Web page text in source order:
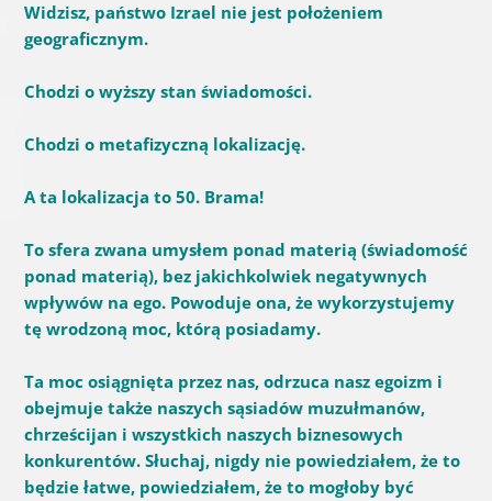
Widzisz, państwo Izrael nie jest położeniem
geograficznym.
Chodzi o wyższy stan świadomości.
Chodzi o metafizyczną lokalizację.
A ta lokalizacja to 50. Brama!
To sfera zwana umysłem ponad materią (świadomość
ponad materią), bez jakichkolwiek negatywnych
wpływów na ego. Powoduje ona, że wykorzystujemy
tę wrodzoną moc, którą posiadamy.
Ta moc osiągnięta przez nas, odrzuca nasz egoizm i
obejmuje także naszych sąsiadów muzułmanów,
chrześcijan i wszystkich naszych biznesowych
konkurentów. Słuchaj, nigdy nie powiedziałem, że to
będzie łatwe, powiedziałem, że to mogłoby być